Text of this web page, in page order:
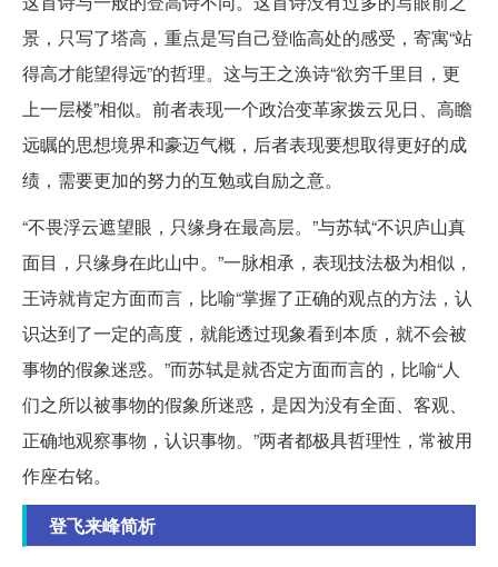
景，只写了塔高，重点是写自己登临高处的感受，寄寓“站
得高才能望得远”的哲理。这与王之涣诗“欲穷千里目，更
上一层楼”相似。前者表现一个政治变革家拨云见日、高瞻
远瞩的思想境界和豪迈气概，后者表现要想取得更好的成
绩，需要更加的努力的互勉或自励之意。
“不畏浮云遮望眼，只缘身在最高层。”与苏轼“不识庐山真
面目，只缘身在此山中。”一脉相承，表现技法极为相似，
王诗就肯定方面而言，比喻“掌握了正确的观点的方法，认
识达到了一定的高度，就能透过现象看到本质，就不会被
事物的假象迷惑。”而苏轼是就否定方面而言的，比喻“人
们之所以被事物的假象所迷惑，是因为没有全面、客观、
正确地观察事物，认识事物。”两者都极具哲理性，常被用
作座右铭。
登飞来峰简析